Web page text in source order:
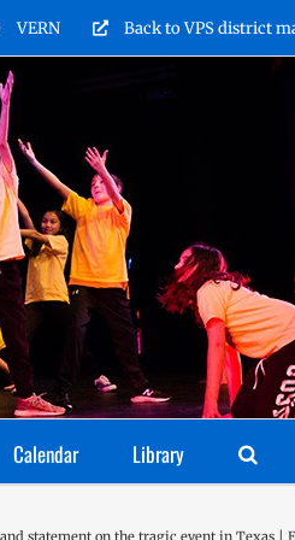
VERN Back to VPS district
Calendar Library
statement on the tragic event in Texas |